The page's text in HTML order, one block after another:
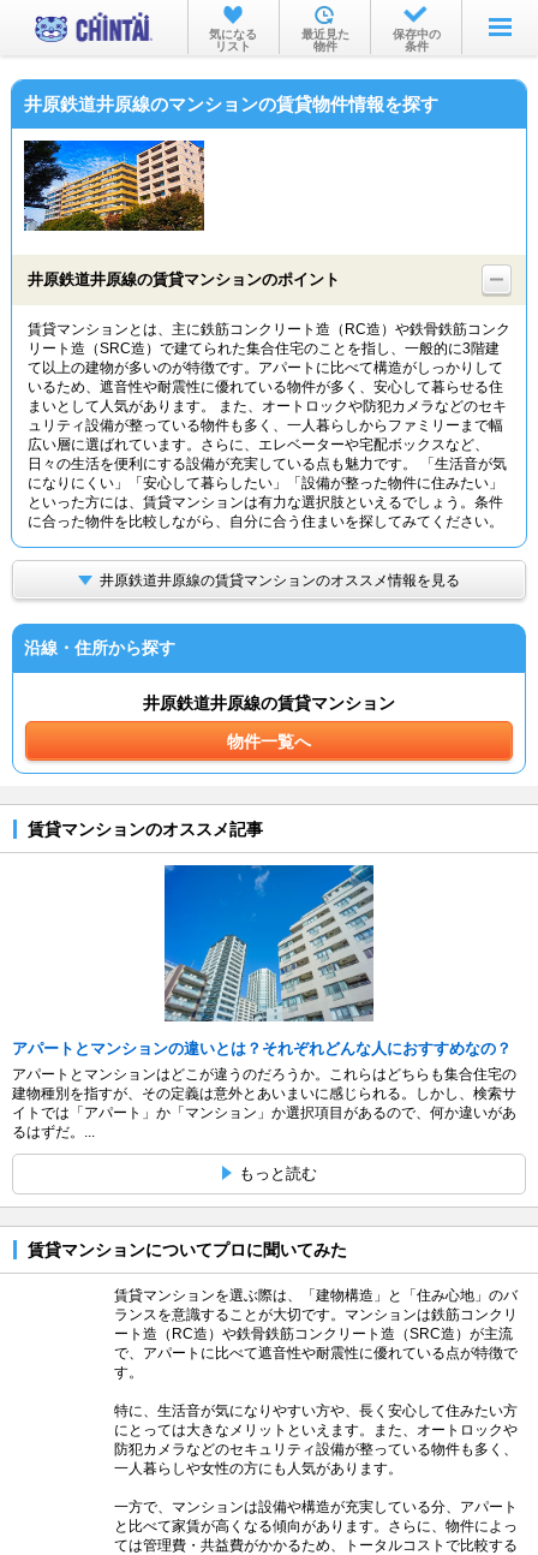
お部屋を探す
沿線・駅から
物件特集から
TOP
気になる
リスト
最近見た
物件
保存中の
条件
井原鉄道井原線のマンションの賃貸物件情報を探す
井原鉄道井原線の賃貸マンションのポイント
賃貸マンションとは、主に鉄筋コンクリート造（RC造）や鉄骨鉄筋コンク
リート造（SRC造）で建てられた集合住宅のことを指し、一般的に3階建
て以上の建物が多いのが特徴です。アパートに比べて構造がしっかりして
いるため、遮音性や耐震性に優れている物件が多く、安心して暮らせる住
まいとして人気があります。 また、オートロックや防犯カメラなどのセキ
ュリティ設備が整っている物件も多く、一人暮らしからファミリーまで幅
広い層に選ばれています。さらに、エレベーターや宅配ボックスなど、
日々の生活を便利にする設備が充実している点も魅力です。 「生活音が気
になりにくい」「安心して暮らしたい」「設備が整った物件に住みたい」
といった方には、賃貸マンションは有力な選択肢といえるでしょう。条件
に合った物件を比較しながら、自分に合う住まいを探してみてください。
井原鉄道井原線の賃貸マンションのオススメ情報を見る
沿線・住所から探す
井原鉄道井原線の賃貸マンション
物件一覧へ
賃貸マンションのオススメ記事
アパートとマンションの違いとは？それぞれどんな人におすすめなの？
アパートとマンションはどこが違うのだろうか。これらはどちらも集合住宅の
建物種別を指すが、その定義は意外とあいまいに感じられる。しかし、検索サ
イトでは「アパート」か「マンション」か選択項目があるので、何か違いがあ
るはずだ。...
もっと読む
賃貸マンションについてプロに聞いてみた
賃貸マンションを選ぶ際は、「建物構造」と「住み心地」のバ
ランスを意識することが大切です。マンションは鉄筋コンクリ
ート造（RC造）や鉄骨鉄筋コンクリート造（SRC造）が主流
で、アパートに比べて遮音性や耐震性に優れている点が特徴で
す。
特に、生活音が気になりやすい方や、長く安心して住みたい方
にとっては大きなメリットといえます。また、オートロックや
防犯カメラなどのセキュリティ設備が整っている物件も多く、
一人暮らしや女性の方にも人気があります。
一方で、マンションは設備や構造が充実している分、アパート
と比べて家賃が高くなる傾向があります。さらに、物件によっ
ては管理費・共益費がかかるため、トータルコストで比較する